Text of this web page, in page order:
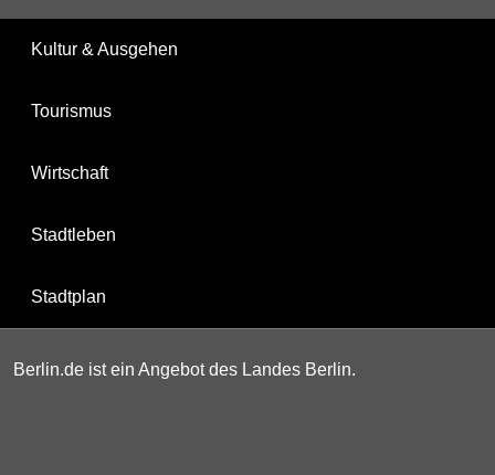
Kultur & Ausgehen
Tourismus
Wirtschaft
Stadtleben
Stadtplan
Berlin.de ist ein Angebot des Landes Berlin.